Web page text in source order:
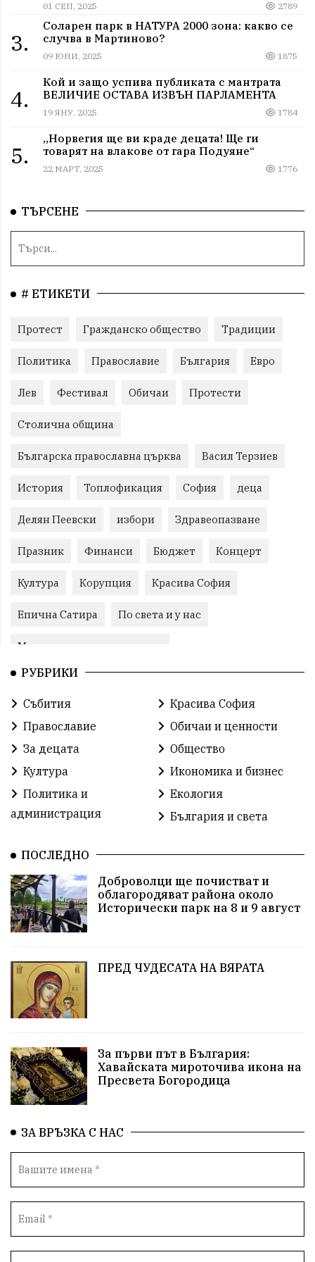
01 СЕП, 2025 2789
3.
Соларен парк в НАТУРА 2000 зона: какво се
случва в Мартиново?
09 ЮНИ, 2025 1875
4.
Кой и защо успива публиката с мантрата
ВЕЛИЧИЕ ОСТАВА ИЗВЪН ПАРЛАМЕНТА
19 ЯНУ, 2025 1784
5.
„Норвегия ще ви краде децата! Ще ги
товарят на влакове от гара Подуяне“
22 МАРТ, 2025 1776
ТЪРСЕНЕ
# ЕТИКЕТИ
Протест Гражданско общество Традиции
Политика Православие България Евро
Лев Фестивал Обичаи Протести
Столична община
Българска православна църква Васил Терзиев
История Топлофикация София деца
Делян Пеевски избори Здравеопазване
Празник Финанси Бюджет Концерт
Култура Корупция Красива София
Епична Сатира По света и у нас
Международни отношения
конституционен съд
българската общност Исторически парк
Доброволци Слатина
Икономика Красива България измама
Европа Актуално Туризъм Бизнес
абсурд Здравословно хранене
Коледа Чиста София
Софийски общински съвет
Общински съвет Величие Финландия
Образование Борисов Кольо Парамов
Автопоход Костинброд
Столичен общински съвет Маратон кауза
сбъдната мечта
Счетоводство Референдум Вот на недоверие
РУБРИКИ
Събития
Красива София
Православие
Обичаи и ценности
За децата
Общество
Култура
Икономика и бизнес
Политика и
администрация
Екология
България и света
ПОСЛЕДНО
Доброволци ще почистват и
облагородяват района около
Исторически парк на 8 и 9 август
ПРЕД ЧУДЕСАТА НА ВЯРАТА
За първи път в България:
Хавайската мироточива икона на
Пресвета Богородица
ЗА ВРЪЗКА С НАС